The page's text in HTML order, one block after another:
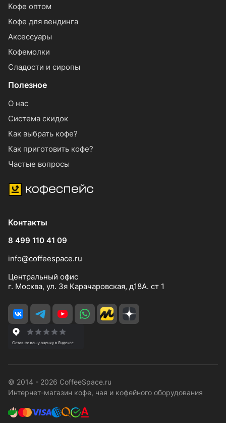
Кофе оптом
Кофе для вендинга
Аксессуары
Кофемолки
Сладости и сиропы
Полезное
О нас
Система скидок
Как выбрать кофе?
Как приготовить кофе?
Частые вопросы
Контакты
8 499 110 41 09
info@coffeespace.ru
Центральный офис
г. Москва, ул. 3я Карачаровская, д18А. ст 1
© 2014 - 2026 CoffeeSpace.ru
Интернет-магазин кофе, чая и кофейного оборудования